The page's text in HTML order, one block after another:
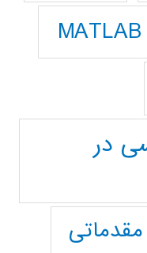
MATLAB
در